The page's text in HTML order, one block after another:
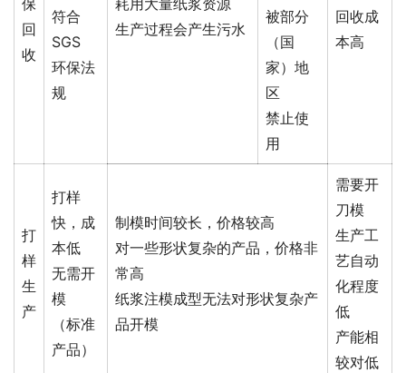
保
回
收
符合
SGS
环保法
规
耗用大量纸浆资源
生产过程会产生污水
被部分
（国
家）地
区
禁止使
用
回收成
本高
打
样
生
产
打样
快，成
本低
无需开
模
（标准
产品）
制模时间较长，价格较高
对一些形状复杂的产品，价格非
常高
纸浆注模成型无法对形状复杂产
品开模
需要开
刀模
生产工
艺自动
化程度
低
产能相
较对低